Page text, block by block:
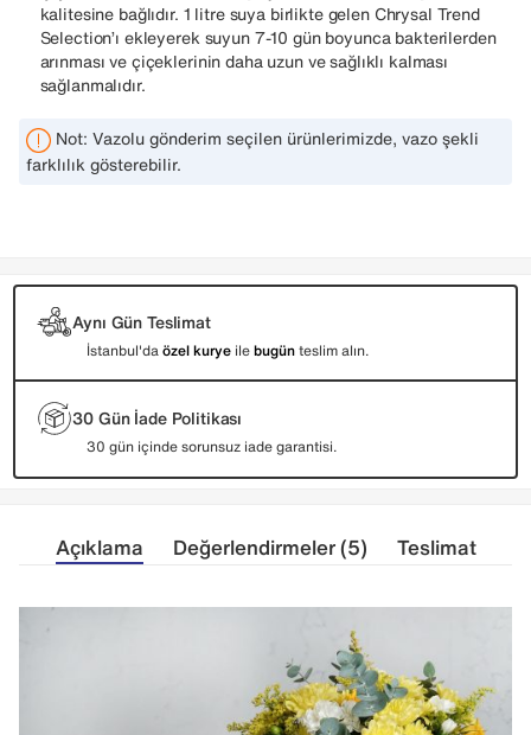
kalitesine bağlıdır. 1 litre suya birlikte gelen Chrysal Trend
Selection’ı ekleyerek suyun 7-10 gün boyunca bakterilerden
arınması ve çiçeklerinin daha uzun ve sağlıklı kalması
sağlanmalıdır.
Not: Vazolu gönderim seçilen ürünlerimizde, vazo şekli
farklılık gösterebilir.
Aynı Gün Teslimat
İstanbul'daözel kurye ilebugünteslim alın.
30 Gün İade Politikası
30 gün içinde sorunsuz iade garantisi.
Açıklama Değerlendirmeler (5) Teslimat